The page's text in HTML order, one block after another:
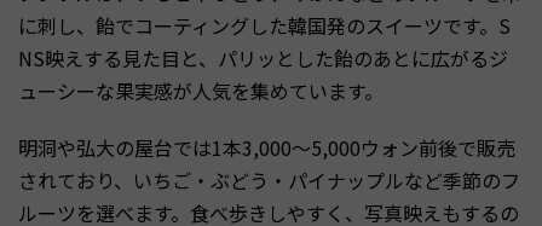
に刺し、飴でコーティングした韓国発のスイーツです。S
NS映えする見た目と、パリッとした飴のあとに広がるジ
ューシーな果実感が人気を集めています。
明洞や弘大の屋台では1本3,000〜5,000ウォン前後で販売
されており、いちご・ぶどう・パイナップルなど季節のフ
ルーツを選べます。食べ歩きしやすく、写真映えもするの